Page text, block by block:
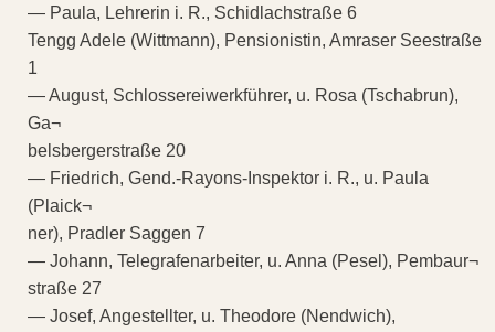
— Paula, Lehrerin i. R., Schidlachstraße 6
Tengg Adele (Wittmann), Pensionistin, Amraser Seestraße
1
— August, Schlossereiwerkführer, u. Rosa (Tschabrun),
Ga¬
belsbergerstraße 20
— Friedrich, Gend.-Rayons-Inspektor i. R., u. Paula
(Plaick¬
ner), Pradler Saggen 7
— Johann, Telegrafenarbeiter, u. Anna (Pesel), Pembaur¬
straße 27
— Josef, Angestellter, u. Theodore (Nendwich),